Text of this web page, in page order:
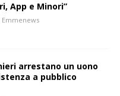
App e Minori”
Emmenews
arrestano un uono
a pubblico